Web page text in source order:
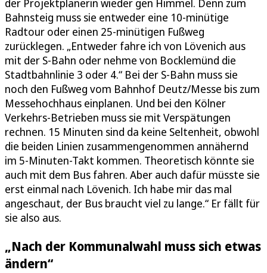
der Projektplanerin wieder gen Himmel. Denn zum
Bahnsteig muss sie entweder eine 10-minütige
Radtour oder einen 25-minütigen Fußweg
zurücklegen. „Entweder fahre ich von Lövenich aus
mit der S-Bahn oder nehme von Bocklemünd die
Stadtbahnlinie 3 oder 4.“ Bei der S-Bahn muss sie
noch den Fußweg vom Bahnhof Deutz/Messe bis zum
Messehochhaus einplanen. Und bei den Kölner
Verkehrs-Betrieben muss sie mit Verspätungen
rechnen. 15 Minuten sind da keine Seltenheit, obwohl
die beiden Linien zusammengenommen annähernd
im 5-Minuten-Takt kommen. Theoretisch könnte sie
auch mit dem Bus fahren. Aber auch dafür müsste sie
erst einmal nach Lövenich. Ich habe mir das mal
angeschaut, der Bus braucht viel zu lange.“ Er fällt für
sie also aus.
„Nach der Kommunalwahl muss sich etwas
ändern“